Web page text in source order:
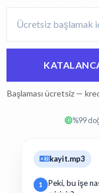
Başlaması ücretsiz —
%99
kayit.mp3
1
Peki, bu işe